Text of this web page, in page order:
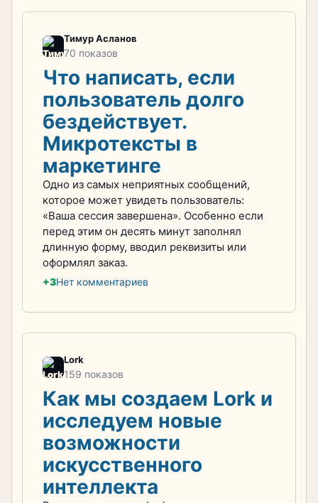
Тимур Асланов
70 показов
Что написать, если
пользователь долго
бездействует.
Микротексты в
маркетинге
Одно из самых неприятных сообщений,
которое может увидеть пользователь:
«Ваша сессия завершена». Особенно если
перед этим он десять минут заполнял
длинную форму, вводил реквизиты или
оформлял заказ.
+3Нет комментариев
Lork
159 показов
Как мы создаем Lork и
исследуем новые
возможности
искусственного
интеллекта